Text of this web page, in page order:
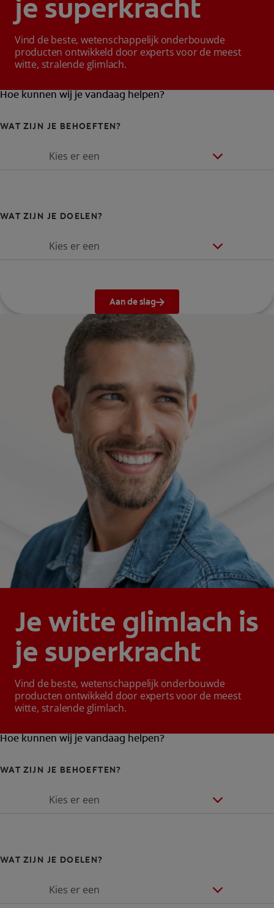
je superkracht
Vind de beste, wetenschappelijk onderbouwde
producten ontwikkeld door experts voor de meest
witte, stralende glimlach.
Hoe kunnen wij je vandaag helpen?
WAT ZIJN JE BEHOEFTEN?
Kies er een
WAT ZIJN JE DOELEN?
Kies er een
Aan de slag
Je witte glimlach is
je superkracht
Vind de beste, wetenschappelijk onderbouwde
producten ontwikkeld door experts voor de meest
witte, stralende glimlach.
Hoe kunnen wij je vandaag helpen?
WAT ZIJN JE BEHOEFTEN?
Kies er een
WAT ZIJN JE DOELEN?
Kies er een